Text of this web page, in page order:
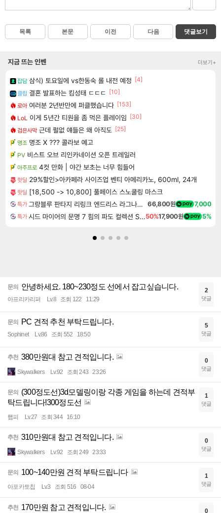
목록 본문 이전 다음 댓글보기
지금 뜨는 인벤 더보기+
잡담 삼식) 토요일에 vs한동숙 롤 내전 예정 [4]
클립 결혼 발표하는 킴성태 ㄷㄷㄷ
[10]
로아 여러분 2년반만에 퍼클했습니다 [153]
LoL 이게 5년간 티원을 좀 먹은 플레이임 [30]
검은사막 근데 펄없 얘들은 왜 아직도 [25]
명조 명조 X ??? 콜라보 예고
PV 비스트 오브 리인카네이션 오픈 트레일러
아주프로 4컷 만화 | 야간 보초는 너무 힘들어
핫딜 29%할인>아카페라 사이즈업 벤티 아메리카노, 600ml, 24개
핫딜 [18,500 -> 10,800] 풀페이스 스노쿨링 마스크
특가 그랑블루 판타지 리링크 엔드리스 라그나로크 Granblue Fantasy Relink Endless Ragnarok 66,800원 7,000
특가 시드 마이어의 문명 7 힘의 파도 컬렉션 Sid Meier's Civilization VII Tides of Power Collection DLC50%17,900원 5%
문의 안녕하세요. 180~230정도 선에서 잡고싶습니다.
아프리카리퍼 Lv.8 조회 122 11:29
2
댓글
문의 PC 견적 추천 부탁드립니다.
Sophinet Lv.86 조회 552 18:50
5
댓글
추천 380만원대 참고 견적입니다.
Skywalkers Lv.92 조회 243 23:26
0
댓글
문의
(300정도선)3d모델링이랑 각종 게임을 하는데 견적부
탁드립니다!300정도선
햅피 Lv.27 조회 344 16:10
1
댓글
추천 310만원대 참고 견적입니다.
Skywalkers Lv.92 조회 249 23:33
0
댓글
문의 100~140만원 견적 부탁드립니다
아포카토칩 Lv.3 조회 516 08-04
1
댓글
추천 170만원 참고 견적입니다. 0